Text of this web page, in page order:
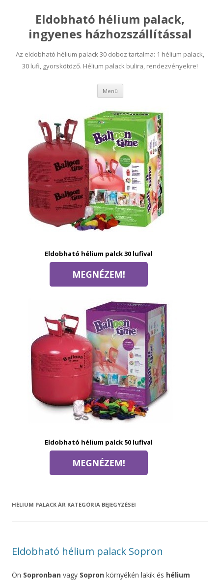
Eldobható hélium palack,
ingyenes házhozszállítással
Az eldobható hélium palack 30 doboz tartalma: 1 hélium palack,
30 lufi, gyorskötöző. Hélium palack bulira, rendezvényekre!
Menü Tovább a tartalomra
Eldobható hélium palck 30 lufival
Eldobható hélium palck 50 lufival
HÉLIUM PALACK ÁR KATEGÓRIA BEJEGYZÉSEI
Eldobható hélium palack Sopron
Ön Sopronban vagy Sopron környékén lakik és hélium